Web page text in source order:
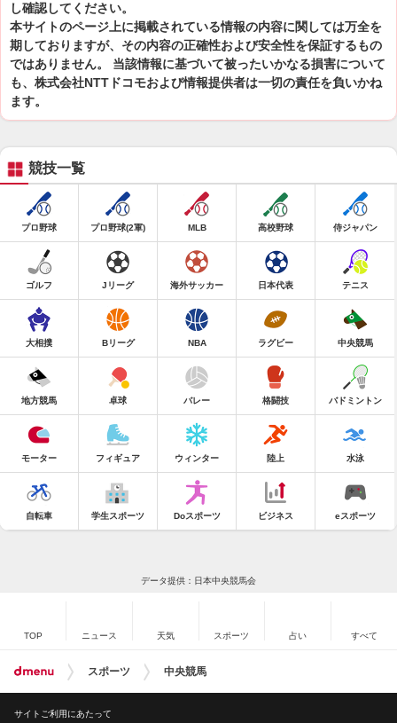
し確認してください。
本サイトのページ上に掲載されている情報の内容に関しては万全を
期しておりますが、その内容の正確性および安全性を保証するもの
ではありません。 当該情報に基づいて被ったいかなる損害について
も、株式会社NTTドコモおよび情報提供者は一切の責任を負いかね
ます。
競技一覧
プロ野球 プロ野球(2軍) MLB 高校野球 侍ジャパン
ゴルフ Jリーグ 海外サッカー 日本代表 テニス
大相撲 Bリーグ NBA ラグビー 中央競馬
地方競馬 卓球 バレー 格闘技 バドミントン
モーター フィギュア ウィンター 陸上 水泳
自転車 学生スポーツ Doスポーツ ビジネス eスポーツ
データ提供：日本中央競馬会
TOP ニュース 天気 スポーツ 占い すべて
スポーツ 中央競馬
サイトご利用にあたって